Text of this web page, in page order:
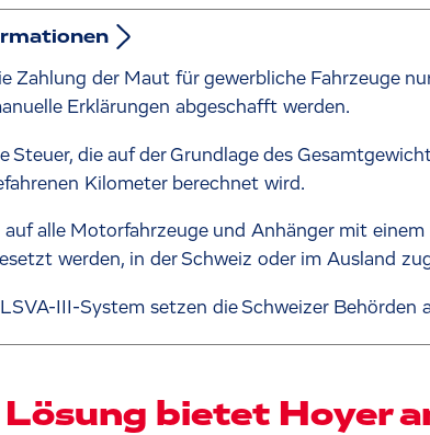
Zahlung der Maut für gewerbliche Fahrzeuge
Erklärungen abgeschafft werden.
Steuer, die auf der Grundlage des
Kilometer berechnet wird.
auf alle Motorfahrzeuge und Anhänger mit
werden, in der Schweiz oder im Ausland
III-System setzen die Schweizer Behörden
Lösung bietet Hoyer